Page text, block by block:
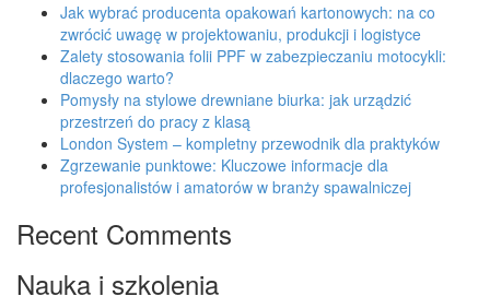
Jak wybrać producenta opakowań kartonowych: na co
zwrócić uwagę w projektowaniu, produkcji i logistyce
Zalety stosowania folii PPF w zabezpieczaniu motocykli:
dlaczego warto?
Pomysły na stylowe drewniane biurka: jak urządzić
przestrzeń do pracy z klasą
London System – kompletny przewodnik dla praktyków
Zgrzewanie punktowe: Kluczowe informacje dla
profesjonalistów i amatorów w branży spawalniczej
Recent Comments
Nauka i szkolenia